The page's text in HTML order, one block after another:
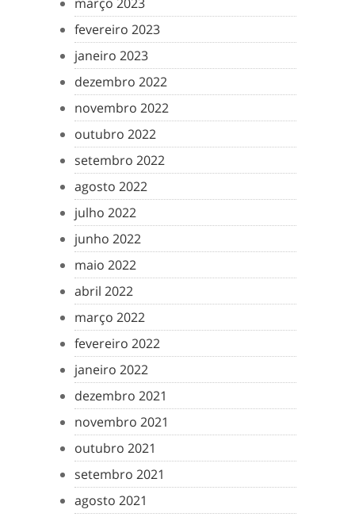
fevereiro 2023
janeiro 2023
dezembro 2022
novembro 2022
outubro 2022
setembro 2022
agosto 2022
julho 2022
junho 2022
maio 2022
abril 2022
março 2022
fevereiro 2022
janeiro 2022
dezembro 2021
novembro 2021
outubro 2021
setembro 2021
agosto 2021